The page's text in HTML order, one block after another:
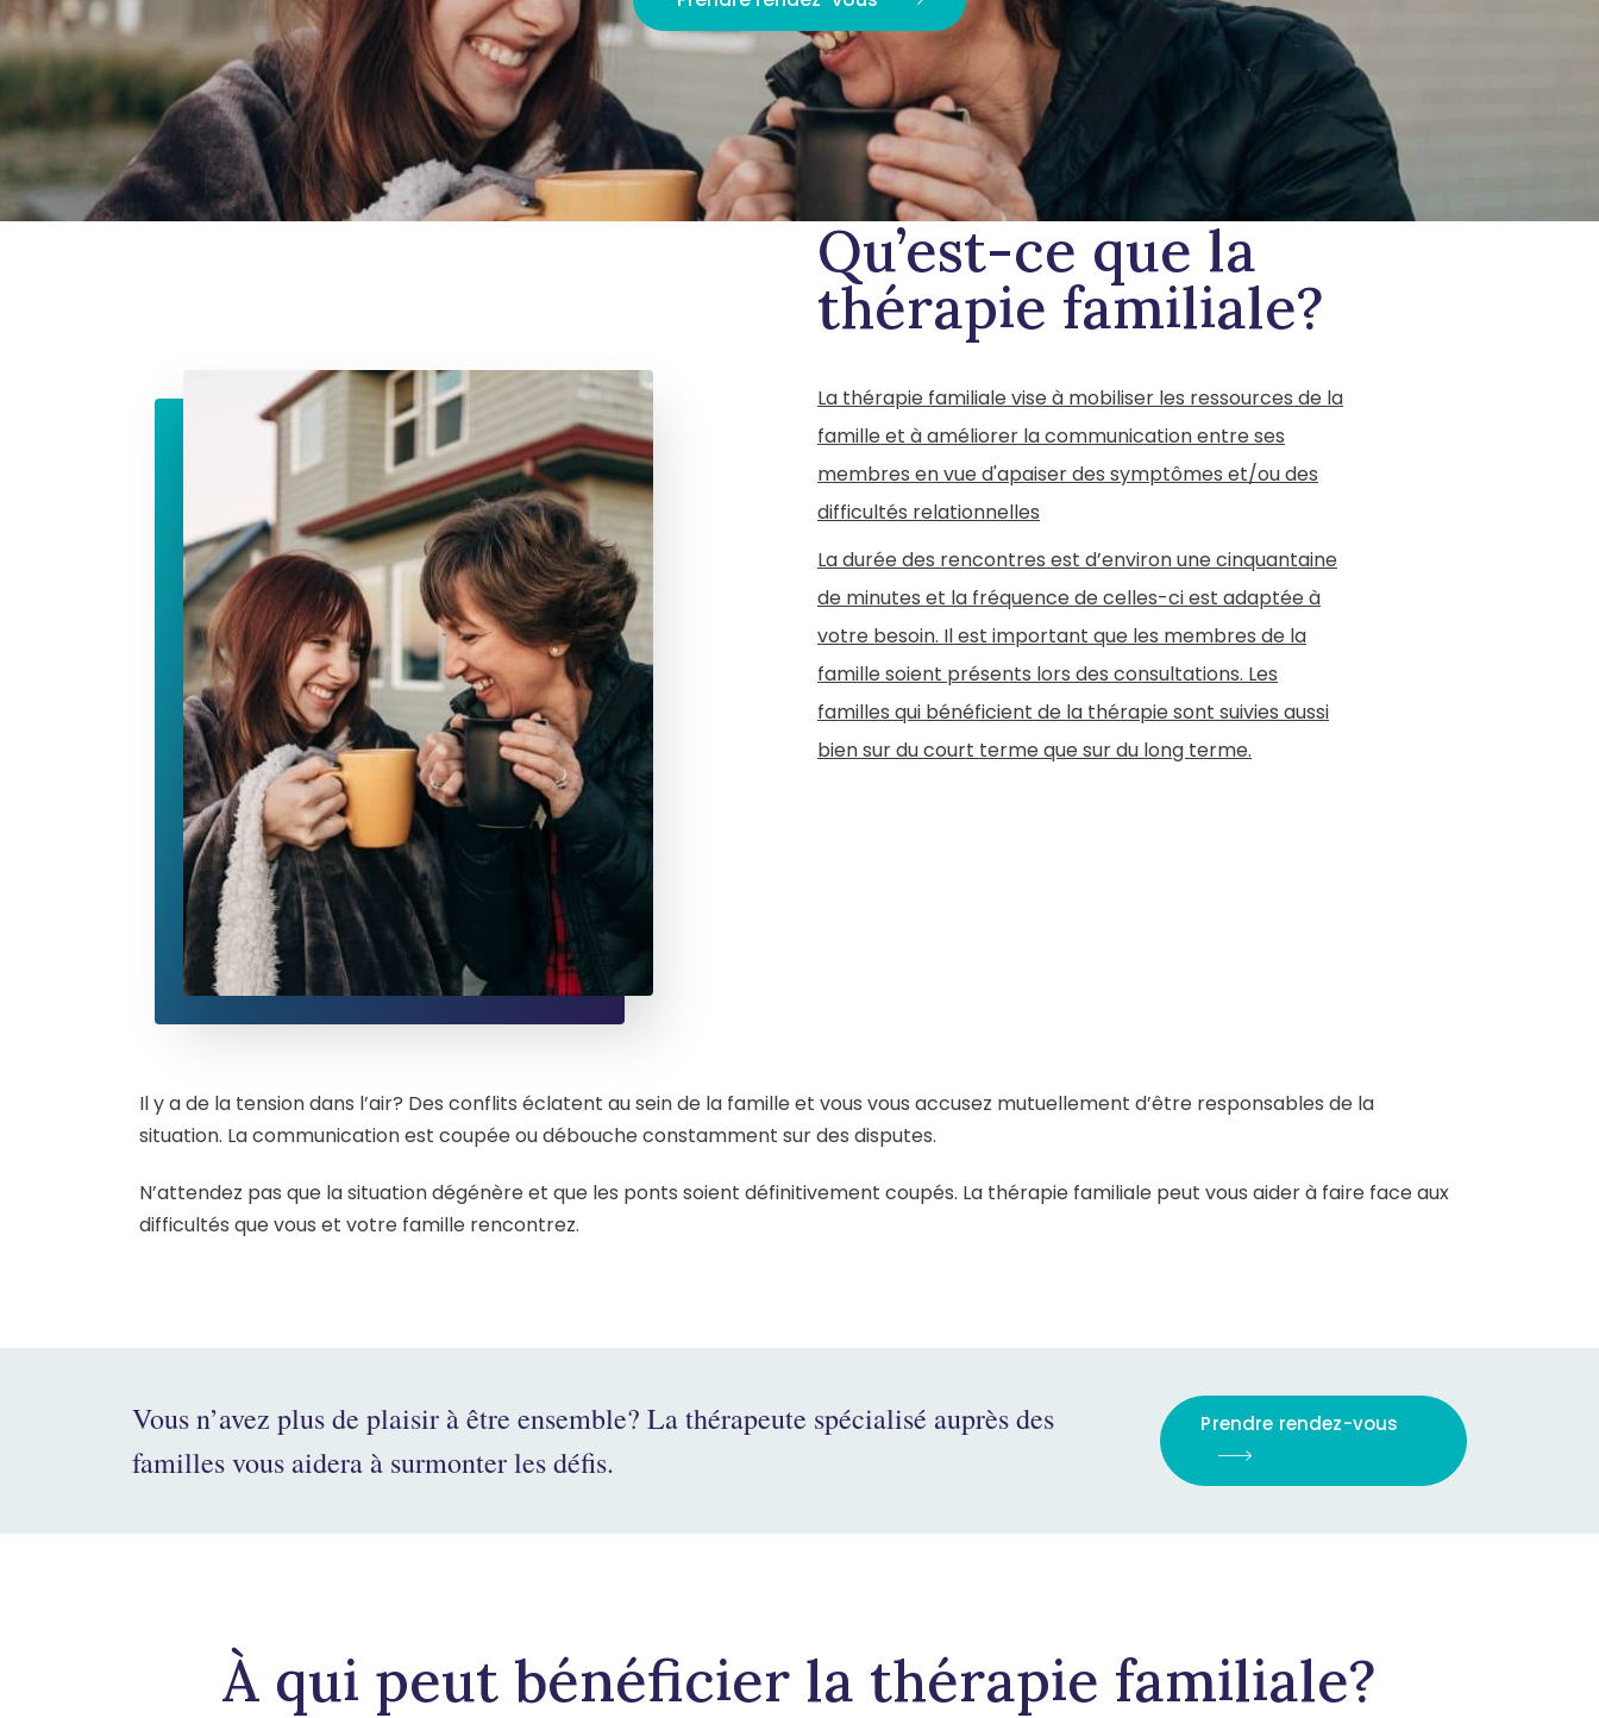
Qu’est-ce que la
thérapie familiale?
La thérapie familiale vise à mobiliser les ressources de la
famille et à améliorer la communication entre ses
membres en vue d'apaiser des symptômes et/ou des
difficultés relationnelles
La durée des rencontres est d’environ une cinquantaine
de minutes et la fréquence de celles-ci est adaptée à
votre besoin. Il est important que les membres de la
famille soient présents lors des consultations. Les
familles qui bénéficient de la thérapie sont suivies aussi
bien sur du court terme que sur du long terme.
Il y a de la tension dans l’air? Des conflits éclatent au sein de la famille et vous vous accusez mutuellement d’être responsables de la
situation. La communication est coupée ou débouche constamment sur des disputes.
N’attendez pas que la situation dégénère et que les ponts soient définitivement coupés. La thérapie familiale peut vous aider à faire face aux
difficultés que vous et votre famille rencontrez.
Vous n’avez plus de plaisir à être ensemble? La thérapeute spécialisé auprès des
familles vous aidera à surmonter les défis.
Prendre rendez-vous
À qui peut bénéficier la thérapie familiale?